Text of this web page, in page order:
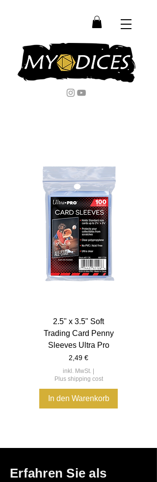
2.5" x 3.5" Soft
Trading Card Penny
Sleeves Ultra Pro
Preis
2,49 €
inkl. MwSt. |
Plus shipping cost
In den Warenkorb
Erfahren Sie als